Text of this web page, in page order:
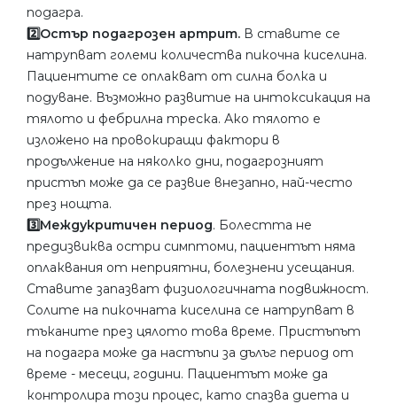
подагра.
2️⃣Остър подагрозен артрит. В ставите се
натрупват големи количества пикочна киселина.
Пациентите се оплакват от силна болка и
подуване. Възможно развитие на интоксикация на
тялото и фебрилна треска. Ако тялото е
изложено на провокиращи фактори в
продължение на няколко дни, подагрозният
пристъп може да се развие внезапно, най-често
през нощта.
3️⃣Междукритичен период. Болестта не
предизвиква остри симптоми, пациентът няма
оплаквания от неприятни, болезнени усещания.
Ставите запазват физиологичната подвижност.
Солите на пикочната киселина се натрупват в
тъканите през цялото това време. Пристъпът
на подагра може да настъпи за дълъг период от
време - месеци, години. Пациентът може да
контролира този процес, като спазва диета и